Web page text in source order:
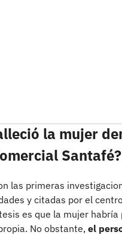
la mujer
Santafé?
las primeras
y citadas por el
es que la mujer habría
No obstante, el